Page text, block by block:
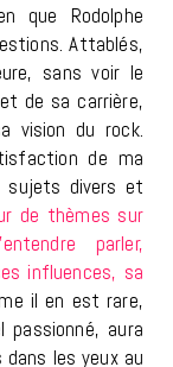
que Rodolphe
Attablés,
sans voir le
de sa carrière,
vision du rock.
de ma
sujets divers et
de thèmes sur
parler,
influences, sa
il en est rare,
passionné, aura
dans les yeux au